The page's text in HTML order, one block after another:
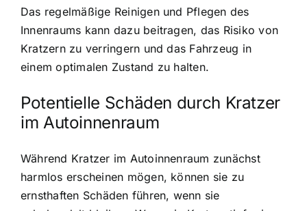
Das regelmäßige Reinigen und Pflegen des
Innenraums kann dazu beitragen, das Risiko von
Kratzern zu verringern und das Fahrzeug in
einem optimalen Zustand zu halten.
Potentielle Schäden durch Kratzer
im Autoinnenraum
Während Kratzer im Autoinnenraum zunächst
harmlos erscheinen mögen, können sie zu
ernsthaften Schäden führen, wenn sie